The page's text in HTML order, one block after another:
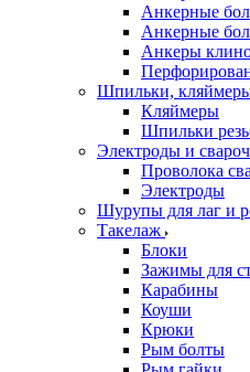
Анкерные
Анкерные
Анкеры
Шпильки,
Кляймеры
Шпильки
Электроды и
Проволока
Электроды
Шурупы для лаг и
Такелаж
Блоки
Зажимы для
Карабины
Коуши
Крюки
Рым болты